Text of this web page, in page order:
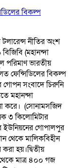
বিকল্প
নীতির অংশ
(মহানন্দা
পরিমাণ ভারতীয়
ফেন্সিডিলের বিকল্প
গোপন সংবাদে চিরুনি
মহানন্দা
করে। ​ (সোনামসজিদ
৩ কিলোমিটার
ইউনিয়নের গোপালপুর
থেকে মালিকবিহীন
হয়। ​দ্বিতীয়
মাত্র ৪০০ গজ